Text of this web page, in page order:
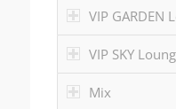
VIP GARDEN
VIP SKY
Mix